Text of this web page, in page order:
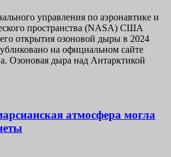
управления по аэронавтике и
пространства (NASA) США
открытия озоновой дыры в 2024
на официальном сайте
Озоновая дыра над Антарктикой
атмосфера могла